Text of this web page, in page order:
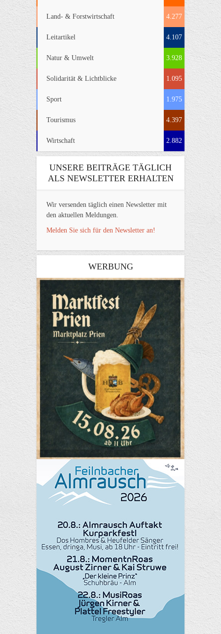
Land- & Forstwirtschaft 4.277
Leitartikel 4.107
Natur & Umwelt 3.928
Solidarität & Lichtblicke 1.095
Sport 1.975
Tourismus 4.397
Wirtschaft 2.882
UNSERE BEITRÄGE TÄGLICH
ALS NEWSLETTER ERHALTEN
Wir versenden täglich einen Newsletter mit
den aktuellen Meldungen.
Melden Sie sich für den Newsletter an!
WERBUNG